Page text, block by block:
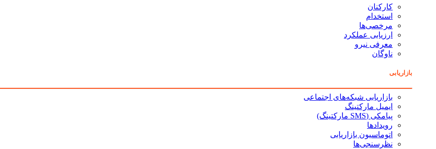
کارکنان
استخدام
مرخصی‌ها
ارزیابی عملکرد
معرفی نیرو
ناوگان
بازاریابی
بازاریابی شبکه‌های اجتماعی
ایمیل مارکتینگ
پیامکی (SMS مارکتینگ)
رویدادها
اتوماسیون بازاریابی
نظرسنجی‌ها